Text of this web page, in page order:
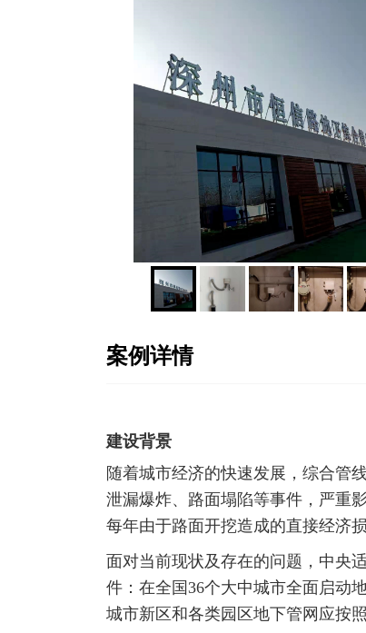
案例详情
建设背景
随着城市经济的快速发展，综合管
泄漏爆炸、路面塌陷等事件，严重
每年由于路面开挖造成的直接经济损
面对当前现状及存在的问题，中央
件：在全国36个大中城市全面启动
城市新区和各类园区地下管网应按